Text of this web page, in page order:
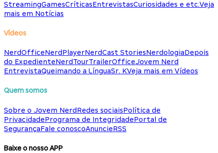
StreamingGamesCríticasEntrevistasCuriosidades e etc.Veja
mais em Notícias
Vídeos
NerdOfficeNerdPlayerNerdCast StoriesNerdologiaDepois
do ExpedienteNerdTourTrailerOfficeJovem Nerd
EntrevistaQueimando a LínguaSr. KVeja mais em Vídeos
Quem somos
Sobre o Jovem NerdRedes sociaisPolítica de
PrivacidadePrograma de IntegridadePortal de
SegurançaFale conoscoAnuncieRSS
Baixe o nosso APP